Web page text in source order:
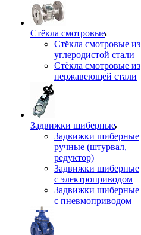
Стёкла смотровые
Стёкла смотровые из
углеродистой стали
Стёкла смотровые из
нержавеющей стали
Задвижки шиберные
Задвижки шиберные
ручные (штурвал,
редуктор)
Задвижки шиберные
с электроприводом
Задвижки шиберные
с пневмоприводом